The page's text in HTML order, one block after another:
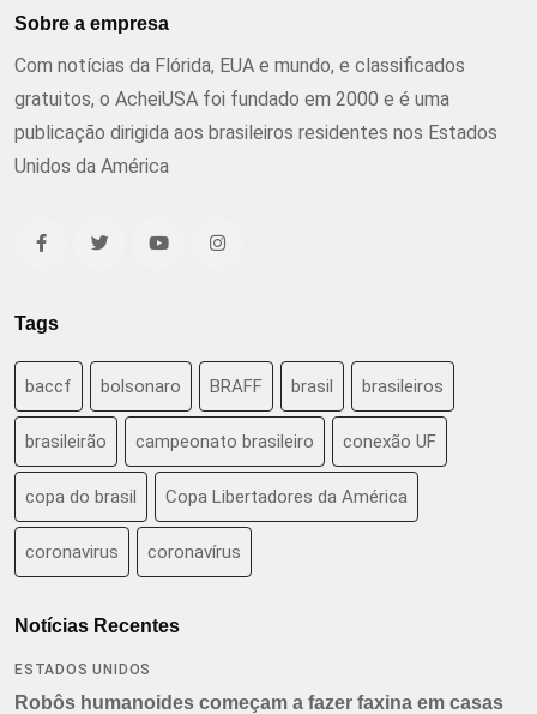
Sobre a empresa
Com notícias da Flórida, EUA e mundo, e classificados
gratuitos, o AcheiUSA foi fundado em 2000 e é uma
publicação dirigida aos brasileiros residentes nos Estados
Unidos da América
Tags
baccf bolsonaro BRAFF brasil brasileiros
brasileirão campeonato brasileiro conexão UF
copa do brasil Copa Libertadores da América
coronavirus coronavírus
Notícias Recentes
ESTADOS UNIDOS
Robôs humanoides começam a fazer faxina em casas